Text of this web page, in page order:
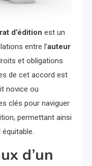
d’édition est un
entre l’auteur
et obligations
de cet accord est
novice ou
clés pour naviguer
permettant ainsi
d’un